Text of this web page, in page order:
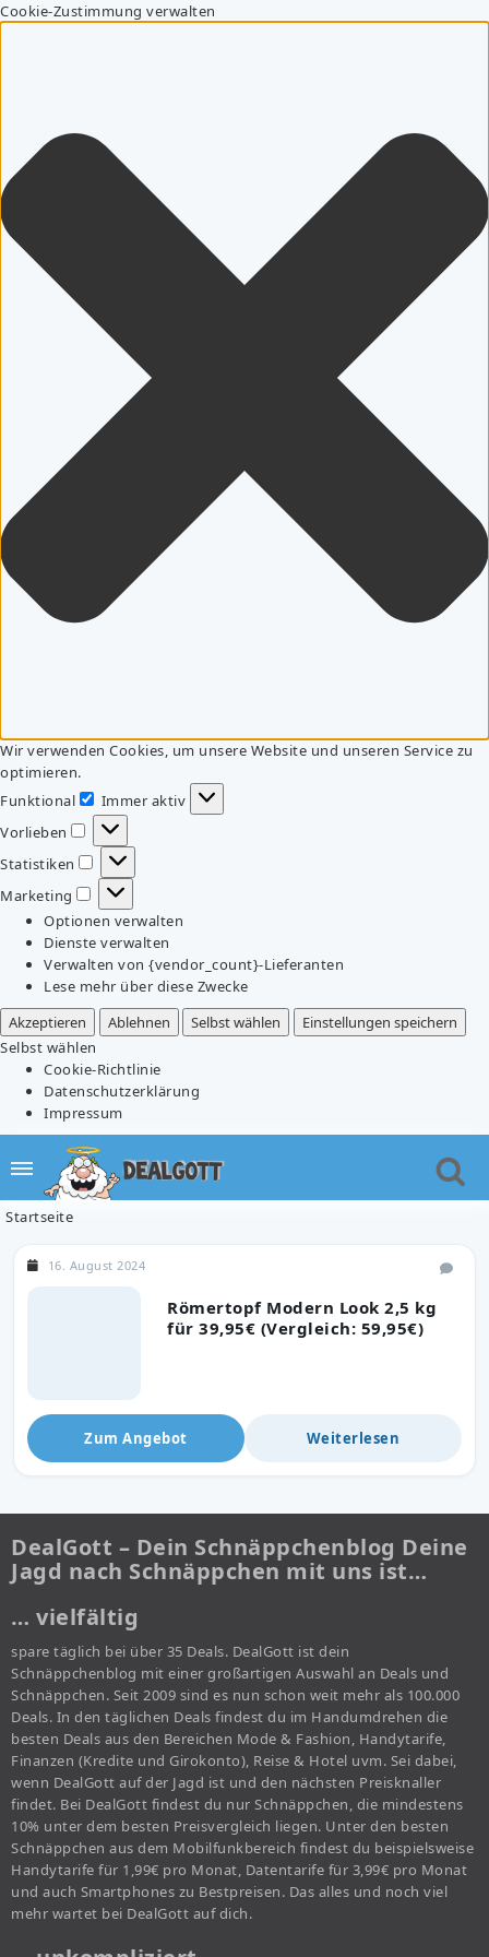
Cookie-Zustimmung verwalten
Wir verwenden Cookies, um unsere Website und unseren Service zu
optimieren.
Funktional
Funktional
Immer aktiv
Vorlieben
Vorlieben
Statistiken
Statistiken
Marketing
Marketing
Optionen verwalten
Dienste verwalten
Verwalten von {vendor_count}-Lieferanten
Lese mehr über diese Zwecke
Akzeptieren
Ablehnen Selbst wählen
Einstellungen speichern
Selbst wählen
Cookie-Richtlinie
Datenschutzerklärung
Impressum
Startseite
Römertopf Modern Look 2,5 kg
für 39,95€ (Vergleich: 59,95€)
16. August 2024
Zum Angebot Weiterlesen
DealGott – Dein Schnäppchenblog Deine
Jagd nach Schnäppchen mit uns ist…
… vielfältig
spare täglich bei über 35 Deals. DealGott ist dein
Schnäppchenblog mit einer großartigen Auswahl an Deals und
Schnäppchen. Seit 2009 sind es nun schon weit mehr als 100.000
Deals. In den täglichen Deals findest du im Handumdrehen die
besten Deals aus den Bereichen Mode & Fashion, Handytarife,
Finanzen (Kredite und Girokonto), Reise & Hotel uvm. Sei dabei,
wenn DealGott auf der Jagd ist und den nächsten Preisknaller
findet. Bei DealGott findest du nur Schnäppchen, die mindestens
10% unter dem besten Preisvergleich liegen. Unter den besten
Schnäppchen aus dem Mobilfunkbereich findest du beispielsweise
Handytarife für 1,99€ pro Monat, Datentarife für 3,99€ pro Monat
und auch Smartphones zu Bestpreisen. Das alles und noch viel
mehr wartet bei DealGott auf dich.